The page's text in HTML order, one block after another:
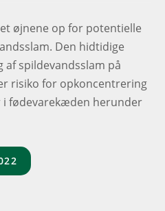
øjnene op for potentielle
Den hidtidige
spildevandsslam på
risiko for opkoncentrering
fødevarekæden herunder